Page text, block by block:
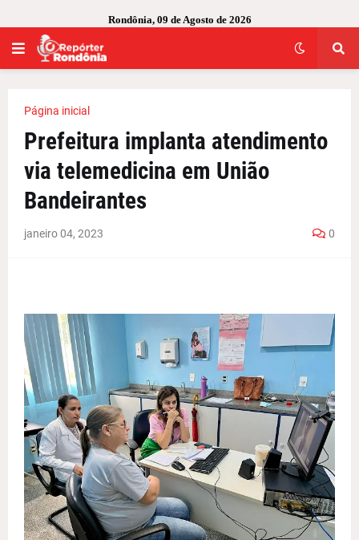
Rondônia, 09 de Agosto de 2026
Página inicial
Prefeitura implanta atendimento
via telemedicina em União
Bandeirantes
janeiro 04, 2023 0